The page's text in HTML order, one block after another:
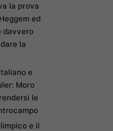
la prova
ed
davvero
la
e
Moro
le
e il